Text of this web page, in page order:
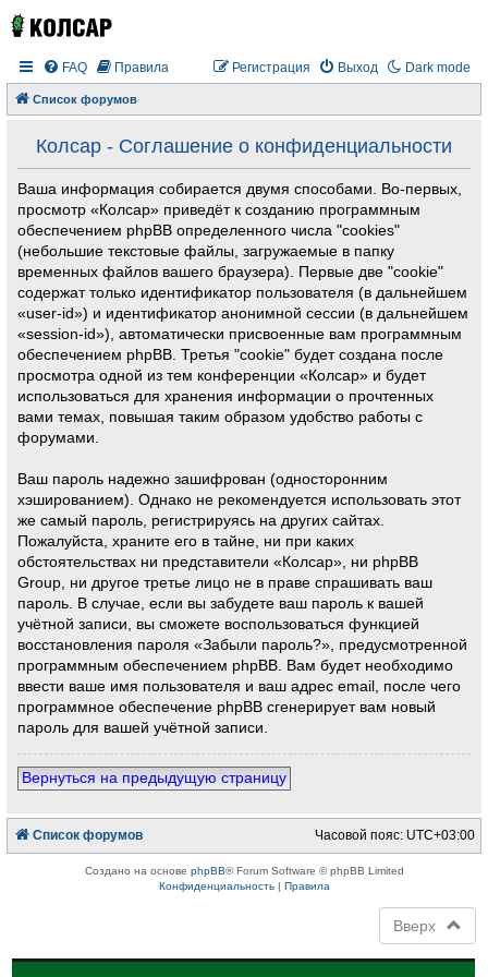
Dark mode
FAQ Правила Выход
Регистрация
Список форумов
Колсар - Соглашение о конфиденциальности
Ваша информация собирается двумя способами. Во-первых,
просмотр «Колсар» приведёт к созданию программным
обеспечением phpBB определенного числа "cookies"
(небольшие текстовые файлы, загружаемые в папку
временных файлов вашего браузера). Первые две "cookie"
содержат только идентификатор пользователя (в дальнейшем
«user-id») и идентификатор анонимной сессии (в дальнейшем
«session-id»), автоматически присвоенные вам программным
обеспечением phpBB. Третья "cookie" будет создана после
просмотра одной из тем конференции «Колсар» и будет
использоваться для хранения информации о прочтенных
вами темах, повышая таким образом удобство работы с
форумами.
Ваш пароль надежно зашифрован (односторонним
хэшированием). Однако не рекомендуется использовать этот
же самый пароль, регистрируясь на других сайтах.
Пожалуйста, храните его в тайне, ни при каких
обстоятельствах ни представители «Колсар», ни phpBB
Group, ни другое третье лицо не в праве спрашивать ваш
пароль. В случае, если вы забудете ваш пароль к вашей
учётной записи, вы сможете воспользоваться функцией
восстановления пароля «Забыли пароль?», предусмотренной
программным обеспечением phpBB. Вам будет необходимо
ввести ваше имя пользователя и ваш адрес email, после чего
программное обеспечение phpBB сгенерирует вам новый
пароль для вашей учётной записи.
Вернуться на предыдущую страницу
Список форумов Часовой пояс: UTC+03:00
Создано на основе phpBB® Forum Software © phpBB Limited
Конфиденциальность| Правила
Вверх